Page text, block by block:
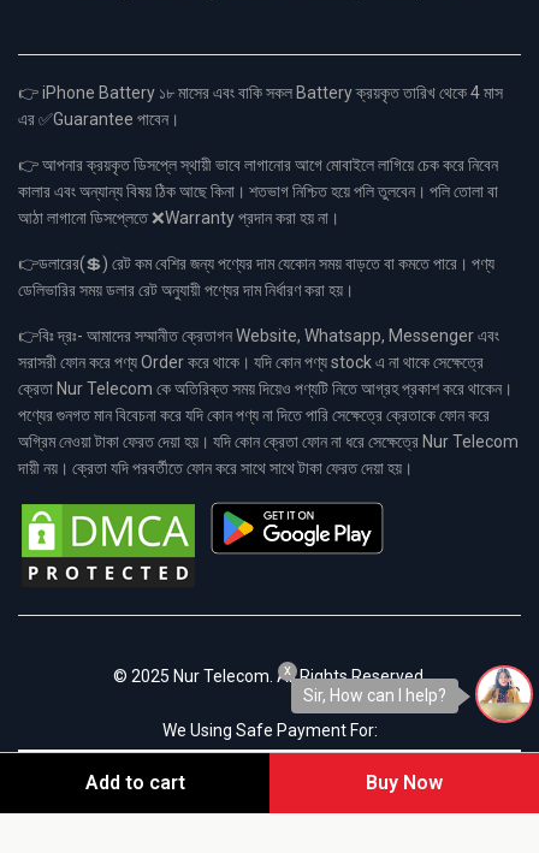
👉 iPhone Battery ১৮ মাসের এবং বাকি সকল Battery ক্রয়কৃত তারিখ থেকে 4 মাস
এর ✅Guarantee পাবেন।
👉 আপনার ক্রয়কৃত ডিসপ্লে স্থায়ী ভাবে লাগানোর আগে মোবাইলে লাগিয়ে চেক করে নিবেন
কালার এবং অন্যান্য বিষয় ঠিক আছে কিনা। শতভাগ নিশ্চিত হয়ে পলি তুলবেন। পলি তোলা বা
আঠা লাগানো ডিসপ্লেতে ❌Warranty প্রদান করা হয় না।
👉ডলারের(💲) রেট কম বেশির জন্য পণ্যের দাম যেকোন সময় বাড়তে বা কমতে পারে। পণ্য
ডেলিভারির সময় ডলার রেট অনুযায়ী পণ্যের দাম নির্ধারণ করা হয়।
👉বিঃ দ্রঃ- আমাদের সম্মানীত ক্রেতাগন Website, Whatsapp, Messenger এবং
সরাসরী ফোন করে পণ্য Order করে থাকে। যদি কোন পণ্য stock এ না থাকে সেক্ষেত্রে
ক্রেতা Nur Telecom কে অতিরিক্ত সময় দিয়েও পণ্যটি নিতে আগ্রহ প্রকাশ করে থাকেন।
পণ্যের গুনগত মান বিবেচনা করে যদি কোন পণ্য না দিতে পারি সেক্ষেত্রে ক্রেতাকে ফোন করে
অগ্রিম নেওয়া টাকা ফেরত দেয়া হয়। যদি কোন ক্রেতা ফোন না ধরে সেক্ষেত্রে Nur Telecom
দায়ী নয়। ক্রেতা যদি পরবর্তীতে ফোন করে সাথে সাথে টাকা ফেরত দেয়া হয়।
© 2025 Nur Telecom. All Rights Reserved.
We Using Safe Payment For:
Add to cart Buy Now
Sir, How can I help?
x